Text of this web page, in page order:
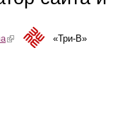
(link is external)«Три-В»